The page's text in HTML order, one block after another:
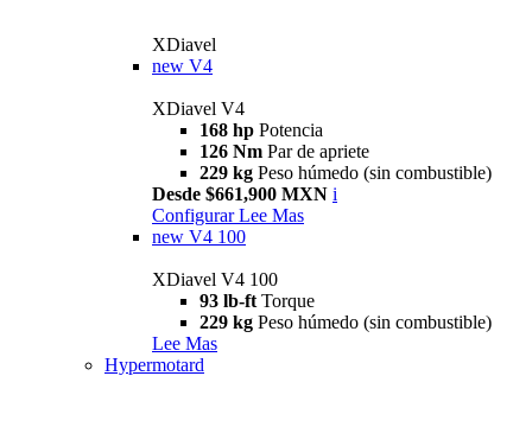
XDiavel
new V4
XDiavel V4
168 hp Potencia
126 Nm Par de apriete
229 kg Peso húmedo (sin combustible)
Desde $661,900 MXN i
Configurar Lee Mas
new V4 100
XDiavel V4 100
93 lb-ft Torque
229 kg Peso húmedo (sin combustible)
Lee Mas
Hypermotard